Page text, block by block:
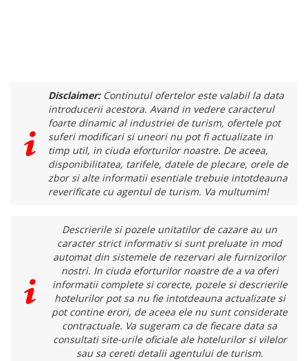
Disclaimer:Continutul ofertelor este valabil la data
introducerii acestora. Avand in vedere caracterul
foarte dinamic al industriei de turism, ofertele pot
suferi modificari si uneori nu pot fi actualizate in
timp util, in ciuda eforturilor noastre. De aceea,
disponibilitatea, tarifele, datele de plecare, orele de
zbor si alte informatii esentiale trebuie intotdeauna
reverificate cu agentul de turism. Va multumim!
Descrierile si pozele unitatilor de cazare au un
caracter strict informativ si sunt preluate in mod
automat din sistemele de rezervari ale furnizorilor
nostri. In ciuda eforturilor noastre de a va oferi
informatii complete si corecte, pozele si descrierile
hotelurilor pot sa nu fie intotdeauna actualizate si
pot contine erori, de aceea ele nu sunt considerate
contractuale. Va sugeram ca de fiecare data sa
consultati site-urile oficiale ale hotelurilor si vilelor
sau sa cereti detalii agentului de turism.